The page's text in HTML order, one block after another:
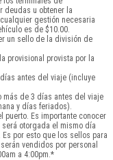
deudas u obtener la
gestión necesaria
es de $10.00.
un sello de la división de
provisional provista por la
antes del viaje (incluye
más de 3 días antes del viaje
y días feriados).
Es importante conocer
otorgada el mismo día
por esto que los sellos para
vendidos por personal
a 4:00pm.*